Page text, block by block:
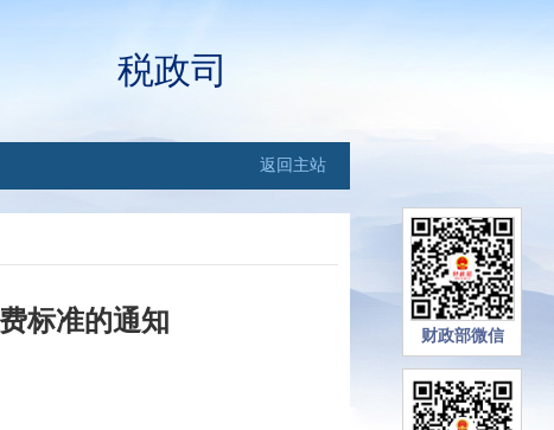
财政部微信
税政司
返回主站
标准的通知